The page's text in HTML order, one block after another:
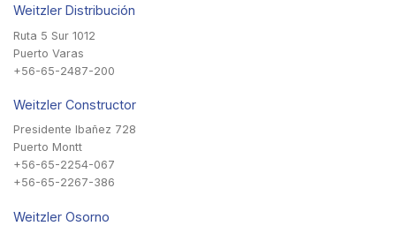
Weitzler Distribución
Ruta 5 Sur 1012
Puerto Varas
+56-65-2487-200
Weitzler Constructor
Presidente Ibañez 728
Puerto Montt
+56-65-2254-067
+56-65-2267-386
Weitzler Osorno